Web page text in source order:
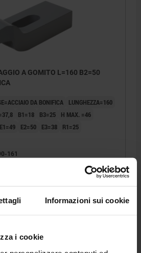
Informazioni sui cookie
i cookie
A GOMITO L=160 B2=50
DA BONIFICA
LUNGHEZZA=160
B1=18 B3=25
H MAX. =46
E1=49 E2=50 E3=38
R1=25
161